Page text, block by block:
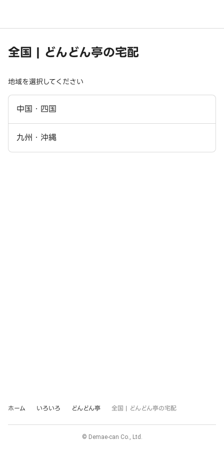
全国 | どんどん亭の宅配
地域を選択してください
中国・四国
九州・沖縄
ホーム いろいろ どんどん亭 全国 | どんどん亭の宅配
© Demae-can Co., Ltd.